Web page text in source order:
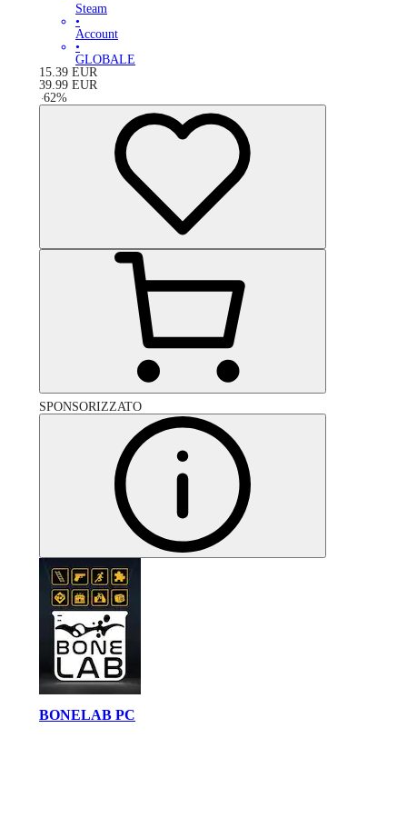
Steam
•
Account
•
GLOBALE
15.39 EUR
39.99 EUR
-62%
SPONSORIZZATO
BONELAB PC